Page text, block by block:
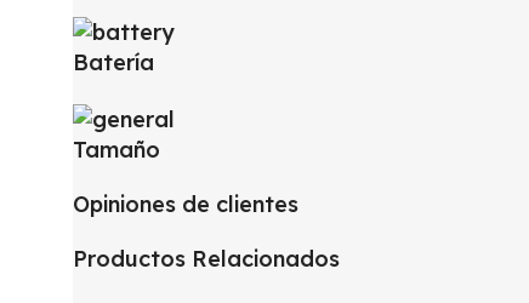
Batería
Tamaño
Opiniones de clientes
Productos Relacionados